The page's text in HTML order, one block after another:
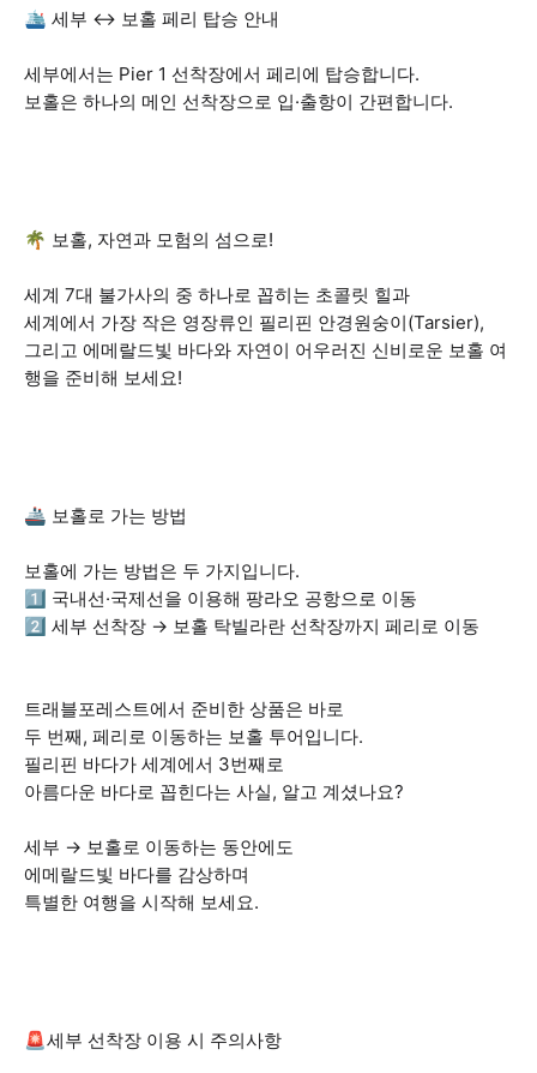
🛳 세부 ↔ 보홀 페리 탑승 안내
세부에서는 Pier 1 선착장에서 페리에 탑승합니다.
보홀은 하나의 메인 선착장으로 입·출항이 간편합니다.
🌴 보홀, 자연과 모험의 섬으로!
세계 7대 불가사의 중 하나로 꼽히는 초콜릿 힐과
세계에서 가장 작은 영장류인 필리핀 안경원숭이(Tarsier),
그리고 에메랄드빛 바다와 자연이 어우러진 신비로운 보홀 여
행을 준비해 보세요!
🚢 보홀로 가는 방법
보홀에 가는 방법은 두 가지입니다.
1️⃣ 국내선·국제선을 이용해 팡라오 공항으로 이동
2️⃣ 세부 선착장 → 보홀 탁빌라란 선착장까지 페리로 이동
트래블포레스트에서 준비한 상품은 바로
두 번째, 페리로 이동하는 보홀 투어입니다.
필리핀 바다가 세계에서 3번째로
아름다운 바다로 꼽힌다는 사실, 알고 계셨나요?
세부 → 보홀로 이동하는 동안에도
에메랄드빛 바다를 감상하며
특별한 여행을 시작해 보세요.
🚨세부 선착장 이용 시 주의사항